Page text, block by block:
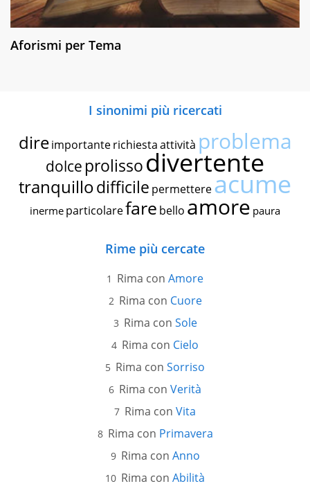
Aforismi per Tema
I sinonimi più ricercati
dire importante richiestaattività problema
dolce prolissodivertente
tranquillodifficile permettereacume
inerme particolarefare bello amore paura
Rime più cercate
Rima con Amore
Rima con Cuore
Rima con Sole
Rima con Cielo
Rima con Sorriso
Rima con Verità
Rima con Vita
Rima con Primavera
Rima con Anno
Rima con Abilità